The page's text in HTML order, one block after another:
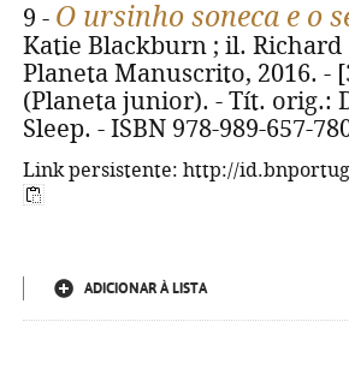
9 - O ursinho soneca e o
Katie Blackburn ; il. Richard
Planeta Manuscrito, 2016. -
(Planeta junior). - Tít. orig.:
Sleep. - ISBN 978-989-657-
Link persistente: http://
ADICIONAR À LISTA